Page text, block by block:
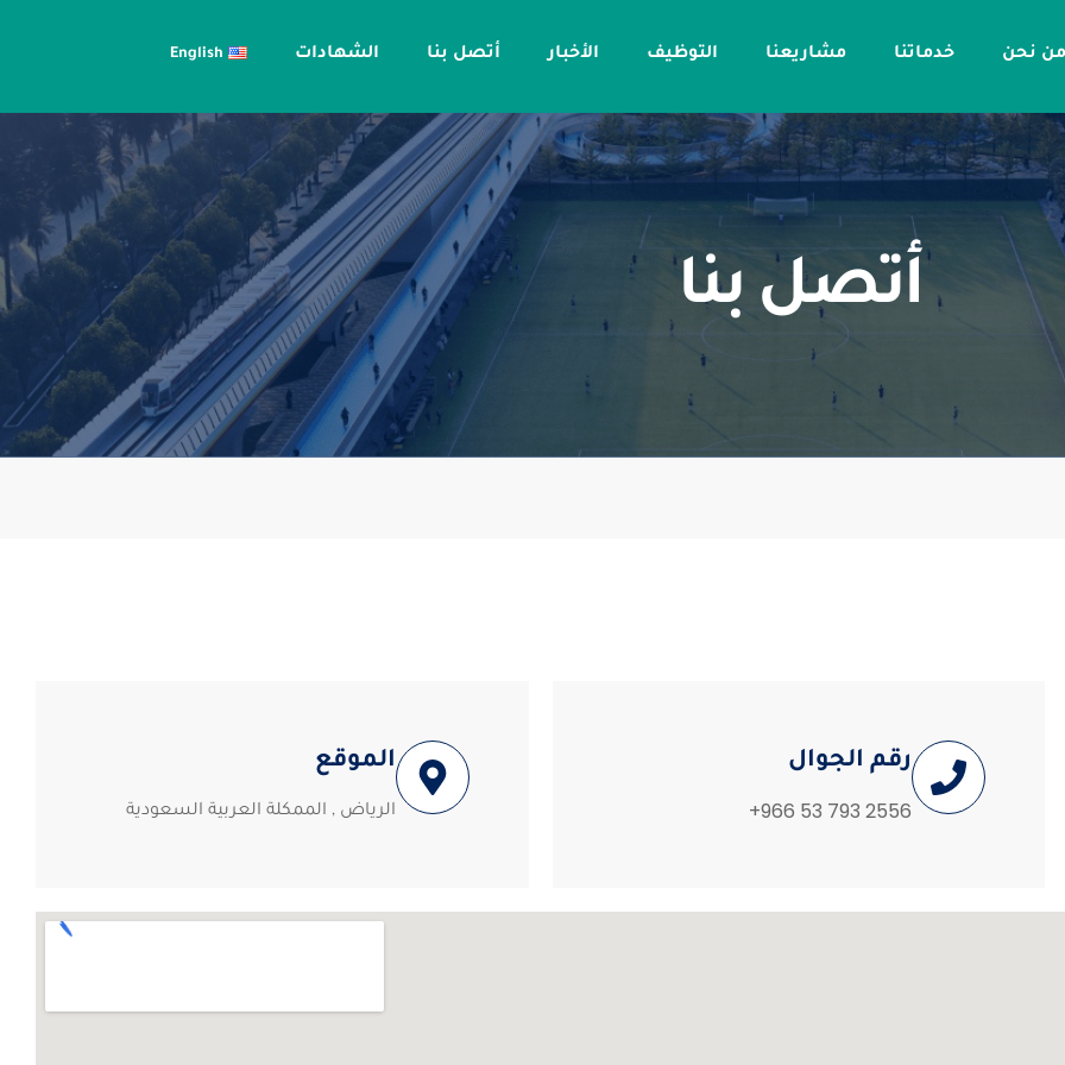
نحن خدماتنا مشاريعنا التوظيف الأخبار أتصل بنا الشهادات English
أتصل بنا
رقم الجوال
‪+966 53 793 2556‬
الموقع
الرياض , الممكلة العربية السعودية